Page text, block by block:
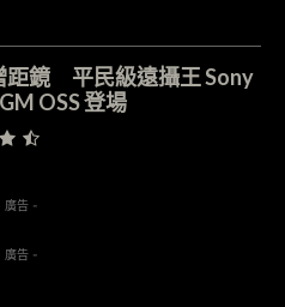
距鏡 平民級遠攝王 Sony
OSS 登場
廣告 -
廣告 -